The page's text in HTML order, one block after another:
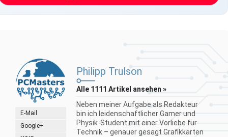
E-Mail
Google+
Philipp Trulson
Alle 1111 Artikel ansehen »
Neben meiner Aufgabe als Redakteur
bin ich leidenschaftlicher Gamer und
Physik-Student mit einer Vorliebe für
Technik – genauer gesagt Grafikkarten